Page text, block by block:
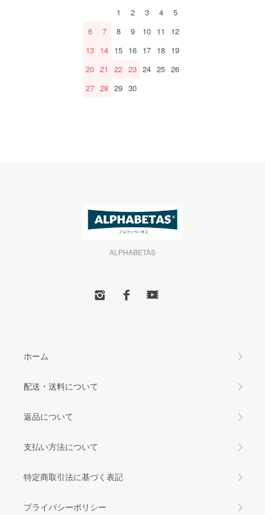
1
2 3 4
5
6
7 8 9 10 11
12
13 14 15 16 17 18 19
20 21 22 23 24 25 26
27 28 29 30
ALPHABETAS
ホーム
配送・送料について
返品について
支払い方法について
特定商取引法に基づく表記
プライバシーポリシー